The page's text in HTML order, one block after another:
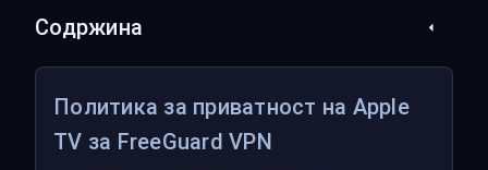
Содржина
Политика за приватност на Apple
TV за FreeGuard VPN